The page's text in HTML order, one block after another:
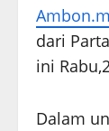
dari
ini
Dalam